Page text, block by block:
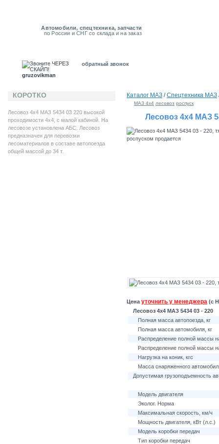
Автомобили, спецтехника, запчасти
по России и СНГ со склада и на заказ
gruzovikman
обратный звонок
КОРОТКО
Лесовоз 4х4 МАЗ 5434 03 220 высокой
проходимости 4х4, с малой кабиной. На
лесовозе установлена АБС. Лесовоз
предназначен для перевозки
лесоматериалов в составе автопоезда
общей массой до 34 т.
Каталог MAЗ /Спецтехника МАЗ
МАЗ 4х4 лесовоз роспуск
Лесовоз 4х4 МАЗ
Цена уточнить у менеджера (с
Лесовоз 4х4 МАЗ 5434 03 - 220
Полная масса автопоезда, кг
Полная масса автомобиля, кг
Распределение полной массы
Распределение полной массы
Нагрузка на коник, кгс
Масса снаряженного
Допустимая грузоподъемность
Модель двигателя
Эколог. Норма
Максимальная скорость, км/ч
Мощность двигателя, кВт (л.с.)
Модель коробки передач
Тип коробки передач